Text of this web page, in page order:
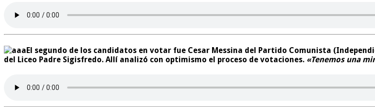
El segundo de los candidatos en votar fue Cesar Messina del Partido Comunista
del Liceo Padre Sigisfredo. Allí analizó con optimismo el proceso de votaciones. «Tenemos una